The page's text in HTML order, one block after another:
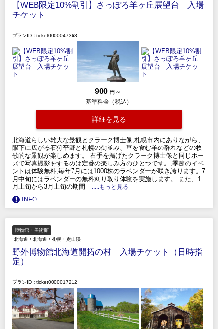
【WEB限定10%割引】さっぽろ羊ヶ丘展望台 入場
チケット
プランID：ticket0000047363
900 円 ～
基準料金（税込）
詳細を見る
北海道らしい雄大な景観とクラーク博士像,札幌市内にありながら、
眼下に広がる石狩平野と札幌の街並み、草を食む羊の群れなどの牧
歌的な景観が楽しめます。 右手を掲げたクラーク博士像と同じポー
ズで写真撮影をするのは定番の楽しみ方のひとつです。,季節のイベ
ントは体験無料,毎年7月には1000株のラベンダーが咲き誇ります。7
月中旬にはラベンダーの無料刈り取り体験を実施します。 また、1
月上旬から3月上旬の期間
.....もっと見る
INFO
博物館・美術館
北海道 / 北海道 / 札幌・定山渓
野外博物館北海道開拓の村 入場チケット（日時指
定）
プランID：ticket0000017212